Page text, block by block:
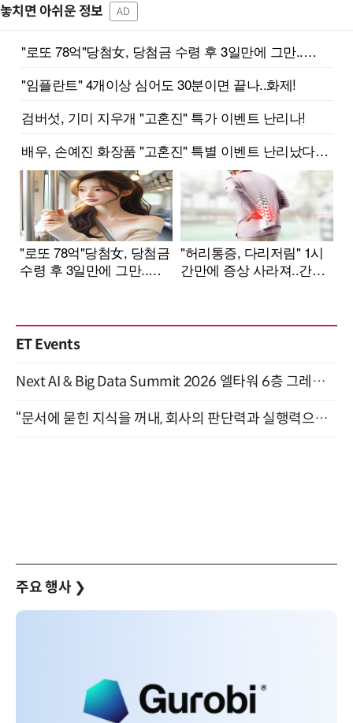
놓치면 아쉬운 정보 AD
ET Events
Next AI & Big Data Summit 2026 엘타워 6층 그레이스홀 개최 (9/18)
“문서에 묻힌 지식을 꺼내, 회사의 판단력과 실행력으로 바꾸다” (8/20)
주요 행사 ❯